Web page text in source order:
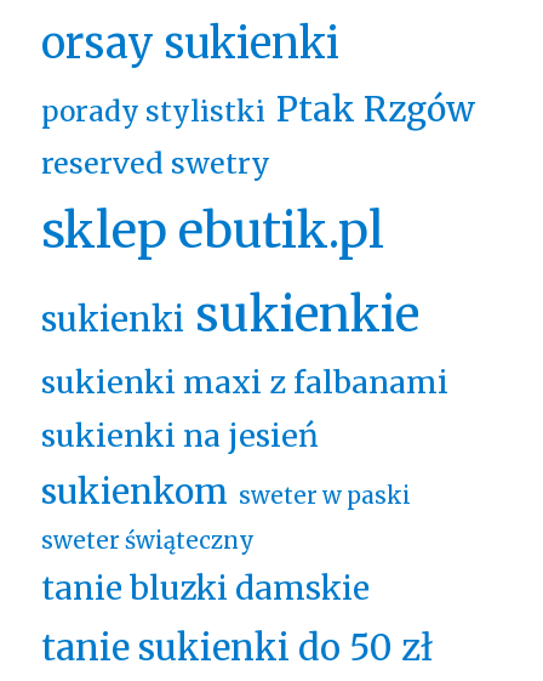
orsay sukienki
porady stylistki Ptak Rzgów
reserved swetry
sklep ebutik.pl
sukienki sukienkie
sukienki maxi z falbanami
sukienki na jesień
sukienkom sweter w paski
sweter świąteczny
tanie bluzki damskie
tanie sukienki do 50 zł